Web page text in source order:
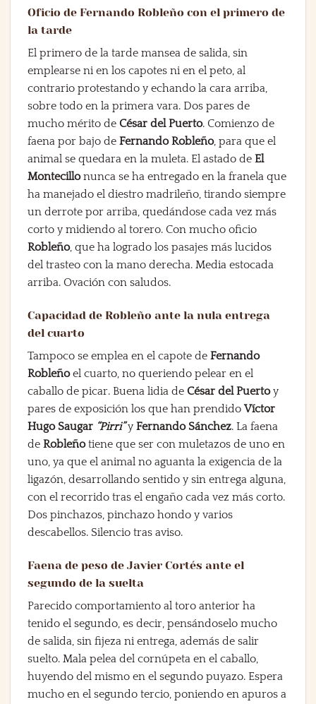
Oficio de Fernando Robleño con el primero de
la tarde
El primero de la tarde mansea de salida, sin
emplearse ni en los capotes ni en el peto, al
contrario protestando y echando la cara arriba,
sobre todo en la primera vara. Dos pares de
mucho mérito de César del Puerto. Comienzo de
faena por bajo de Fernando Robleño, para que el
animal se quedara en la muleta. El astado de El
Montecillonunca se ha entregado en la franela que
ha manejado el diestro madrileño, tirando siempre
un derrote por arriba, quedándose cada vez más
corto y midiendo al torero. Con mucho oficio
Robleño, que ha logrado los pasajes más lucidos
del trasteo con la mano derecha. Media estocada
arriba. Ovación con saludos.
Capacidad de Robleño ante la nula entrega
del cuarto
Tampoco se emplea en el capote de Fernando
Robleñoel cuarto, no queriendo pelear en el
caballo de picar. Buena lidia de César del Puertoy
pares de exposición los que han prendidoVíctor
Hugo Saugar “Pirri”y Fernando Sánchez. La faena
de Robleñotiene que ser con muletazos de uno en
uno, ya que el animal no aguanta la exigencia de la
ligazón, desarrollando sentido y sin entrega alguna,
con el recorrido tras el engaño cada vez más corto.
Dos pinchazos, pinchazo hondo y varios
descabellos. Silencio tras aviso.
Faena de peso de Javier Cortés ante el
segundo de la suelta
Parecido comportamiento al toro anterior ha
tenido el segundo, es decir, pensándoselo mucho
de salida, sin fijeza ni entrega, además de salir
suelto. Mala pelea del cornúpeta en el caballo,
huyendo del mismo en el segundo puyazo. Espera
mucho en el segundo tercio, poniendo en apuros a